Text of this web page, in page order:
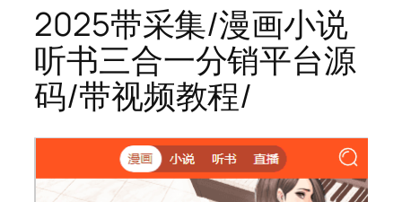
2025带采集/漫画小说
听书三合一分销平台源
码/带视频教程/